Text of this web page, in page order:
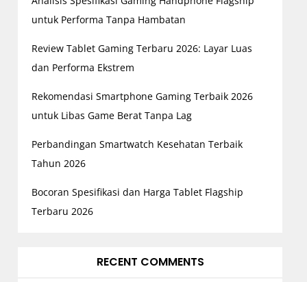
untuk Performa Tanpa Hambatan
Review Tablet Gaming Terbaru 2026: Layar Luas
dan Performa Ekstrem
Rekomendasi Smartphone Gaming Terbaik 2026
untuk Libas Game Berat Tanpa Lag
Perbandingan Smartwatch Kesehatan Terbaik
Tahun 2026
Bocoran Spesifikasi dan Harga Tablet Flagship
Terbaru 2026
RECENT COMMENTS